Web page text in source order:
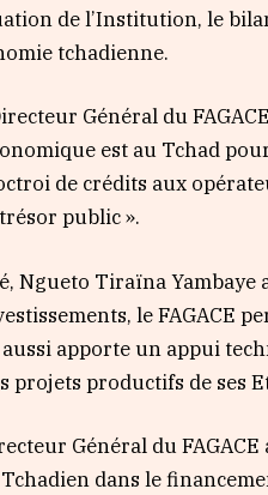
de l’Institution, le
tchadienne.
Général du
est au Tchad
de crédits aux
public ».
Ngueto Tiraïna
le FAGACE
apporte un appui
projets productifs de ses
Général du
dans le